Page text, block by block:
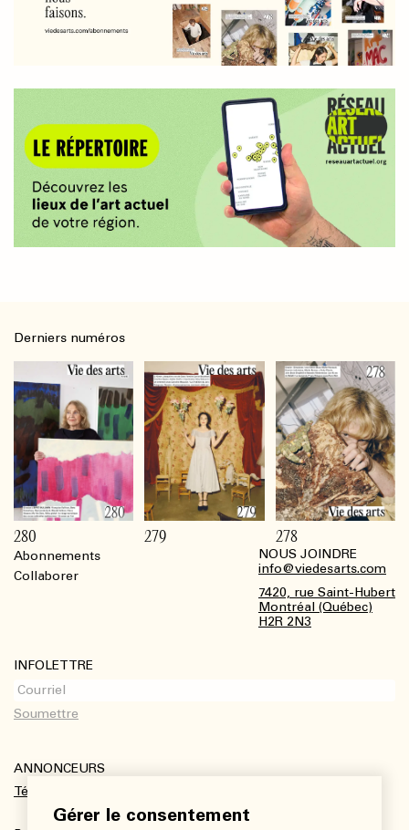
Gérer le consentement
Abonnements
Collaborer
NOUS JOINDRE
info@viedesarts.com
7420, rue Saint-Hubert
Montréal (Québec)
H2R 2N3
INFOLETTRE
ANNONCEURS
Télécharger le kit média
Derniers numéros
280 279 278